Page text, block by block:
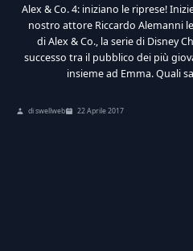
Alex & Co. 4: iniziano le riprese!
nostro attore Riccardo Alemanni
di Alex & Co., la serie di Disney
successo tra il pubblico dei più
insieme ad Emma. Quali
di swellweb 22 Aprile 2017